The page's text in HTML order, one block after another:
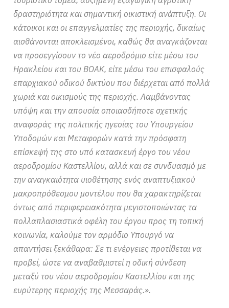
δραστηριότητα και σημαντική οικιστική ανάπτυξη. Οι
κάτοικοι και οι επαγγελματίες της περιοχής, δικαίως
αισθάνονται αποκλεισμένοι, καθώς θα αναγκάζονται
να προσεγγίσουν το νέο αεροδρόμιο είτε μέσω του
Ηρακλείου και του ΒΟΑΚ, είτε μέσω του επισφαλούς
επαρχιακού οδικού δικτύου που διέρχεται από πολλά
χωριά και οικισμούς της περιοχής. Λαμβάνοντας
υπόψη και την απουσία οποιασδήποτε σχετικής
αναφοράς της πολιτικής ηγεσίας του Υπουργείου
Υποδομών και Μεταφορών κατά την πρόσφατη
επίσκεψή της στο υπό κατασκευή έργο του νέου
αεροδρομίου Καστελλίου, αλλά και σε συνδυασμό με
την αναγκαιότητα υιοθέτησης ενός αναπτυξιακού
μακροπρόθεσμου μοντέλου που θα χαρακτηρίζεται
όντως από περιφερειακότητα μεγιστοποιώντας τα
πολλαπλασιαστικά οφέλη του έργου προς τη τοπική
κοινωνία, καλούμε τον αρμόδιο Υπουργό να
απαντήσει ξεκάθαρα: Σε τι ενέργειες προτίθεται να
προβεί, ώστε να αναβαθμιστεί η οδική σύνδεση
μεταξύ του νέου αεροδρομίου Καστελλίου και της
ευρύτερης περιοχής της Μεσσαράς.».